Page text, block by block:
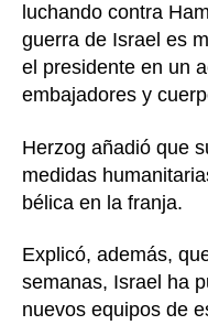
luchando contra
guerra de Israel es
el presidente en un
embajadores y
Herzog añadió que
medidas
bélica en la franja.
Explicó, además,
semanas, Israel ha
nuevos equipos de